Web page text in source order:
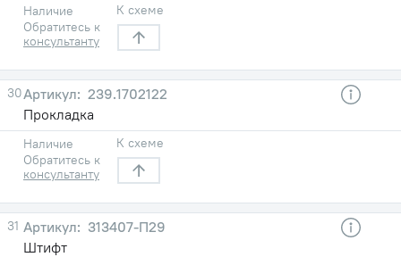
Наличие
Обратитесь к
консультанту
К схеме
30
239.1702122
Прокладка
Наличие
Обратитесь к
консультанту
К схеме
31
313407-П29
Штифт